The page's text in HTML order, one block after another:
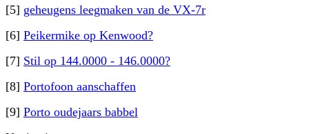
[5] geheugens leegmaken van de VX-7r
[6] Peikermike op Kenwood?
[7] Stil op 144.0000 - 146.0000?
[8] Portofoon aanschaffen
[9] Porto oudejaars babbel